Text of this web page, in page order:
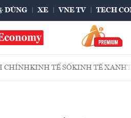
DÙNG XE VNE TV TECH
CHÍNHKINH TẾ SỐKINH TẾ XANH